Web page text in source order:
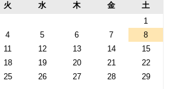
火 水 木 金
土
1
4 5 6 7
8
11 12 13 14
15
18 19 20 21
22
25 26 27 28
29